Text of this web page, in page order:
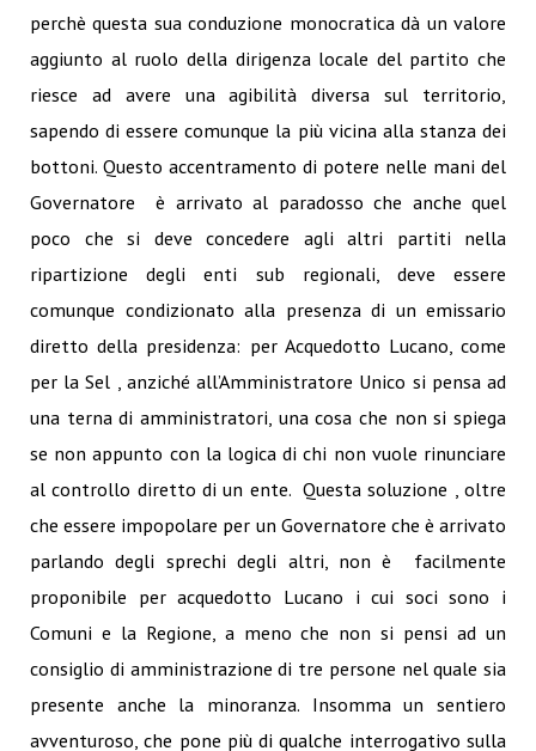
perchè questa sua conduzione monocratica dà un valore
aggiunto al ruolo della dirigenza locale del partito che
riesce ad avere una agibilità diversa sul territorio,
sapendo di essere comunque la più vicina alla stanza dei
bottoni. Questo accentramento di potere nelle mani del
Governatore è arrivato al paradosso che anche quel
poco che si deve concedere agli altri partiti nella
ripartizione degli enti sub regionali, deve essere
comunque condizionato alla presenza di un emissario
diretto della presidenza: per Acquedotto Lucano, come
per la Sel , anziché all’Amministratore Unico si pensa ad
una terna di amministratori, una cosa che non si spiega
se non appunto con la logica di chi non vuole rinunciare
al controllo diretto di un ente. Questa soluzione , oltre
che essere impopolare per un Governatore che è arrivato
parlando degli sprechi degli altri, non è facilmente
proponibile per acquedotto Lucano i cui soci sono i
Comuni e la Regione, a meno che non si pensi ad un
consiglio di amministrazione di tre persone nel quale sia
presente anche la minoranza. Insomma un sentiero
avventuroso, che pone più di qualche interrogativo sulla